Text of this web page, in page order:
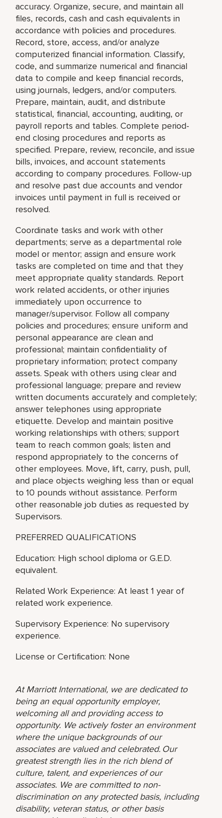
accuracy. Organize, secure, and maintain all
files, records, cash and cash equivalents in
accordance with policies and procedures.
Record, store, access, and/or analyze
computerized financial information. Classify,
code, and summarize numerical and financial
data to compile and keep financial records,
using journals, ledgers, and/or computers.
Prepare, maintain, audit, and distribute
statistical, financial, accounting, auditing, or
payroll reports and tables. Complete period-
end closing procedures and reports as
specified. Prepare, review, reconcile, and issue
bills, invoices, and account statements
according to company procedures. Follow-up
and resolve past due accounts and vendor
invoices until payment in full is received or
resolved.
Coordinate tasks and work with other
departments; serve as a departmental role
model or mentor; assign and ensure work
tasks are completed on time and that they
meet appropriate quality standards. Report
work related accidents, or other injuries
immediately upon occurrence to
manager/supervisor. Follow all company
policies and procedures; ensure uniform and
personal appearance are clean and
professional; maintain confidentiality of
proprietary information; protect company
assets. Speak with others using clear and
professional language; prepare and review
written documents accurately and completely;
answer telephones using appropriate
etiquette. Develop and maintain positive
working relationships with others; support
team to reach common goals; listen and
respond appropriately to the concerns of
other employees. Move, lift, carry, push, pull,
and place objects weighing less than or equal
to 10 pounds without assistance. Perform
other reasonable job duties as requested by
Supervisors.
PREFERRED QUALIFICATIONS
Education: High school diploma or G.E.D.
equivalent.
Related Work Experience: At least 1 year of
related work experience.
Supervisory Experience: No supervisory
experience.
License or Certification: None
At Marriott International, we are dedicated to
being an equal opportunity employer,
welcoming all and providing access to
opportunity. We actively foster an environment
where the unique backgrounds of our
associates are valued and celebrated. Our
greatest strength lies in the rich blend of
culture, talent, and experiences of our
associates. We are committed to non-
discrimination on any protected basis, including
disability, veteran status, or other basis